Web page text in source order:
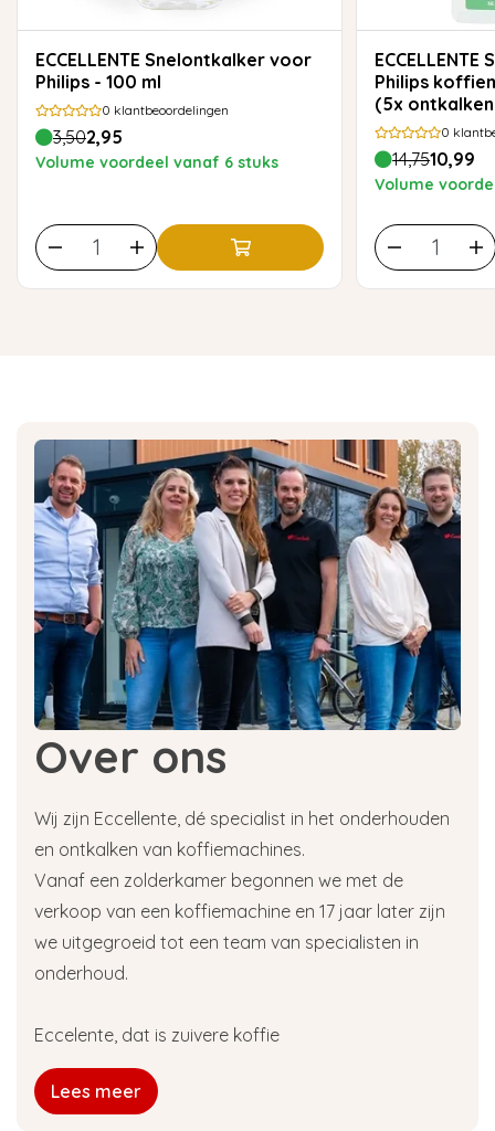
ECCELLENTE Snelontkalker voor
Philips - 100 ml
0 klantbeoordelingen
3,502,95
Volume voordeel vanaf 6 stuks
ECCELLENTE Snelontkalker voor
Philips
(5x
0
14,7510,99
Volume
Over ons
Wij zijn Eccellente, dé specialist in het onderhouden
en ontkalken van koffiemachines.
Vanaf een zolderkamer begonnen we met de
verkoop van een koffiemachine en 17 jaar later zijn
we uitgegroeid tot een team van specialisten in
onderhoud.
Eccelente, dat is zuivere koffie
Lees meer